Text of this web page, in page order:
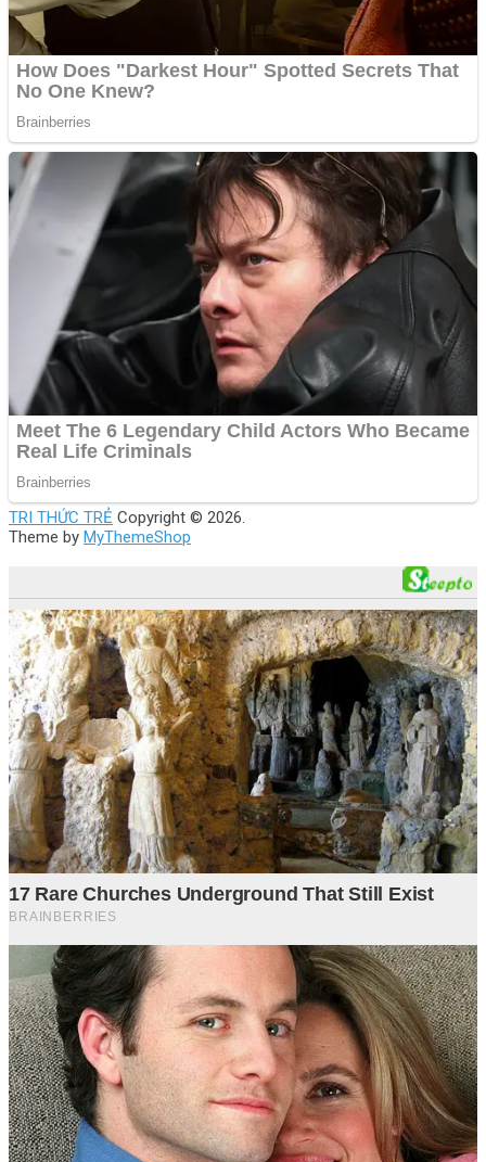
TRI THỨC TRẺ Copyright © 2026.
Theme by MyThemeShop